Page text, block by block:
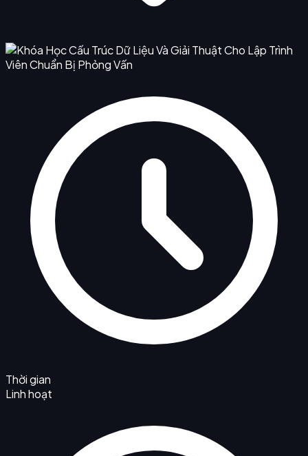
Thời gian
Linh hoạt